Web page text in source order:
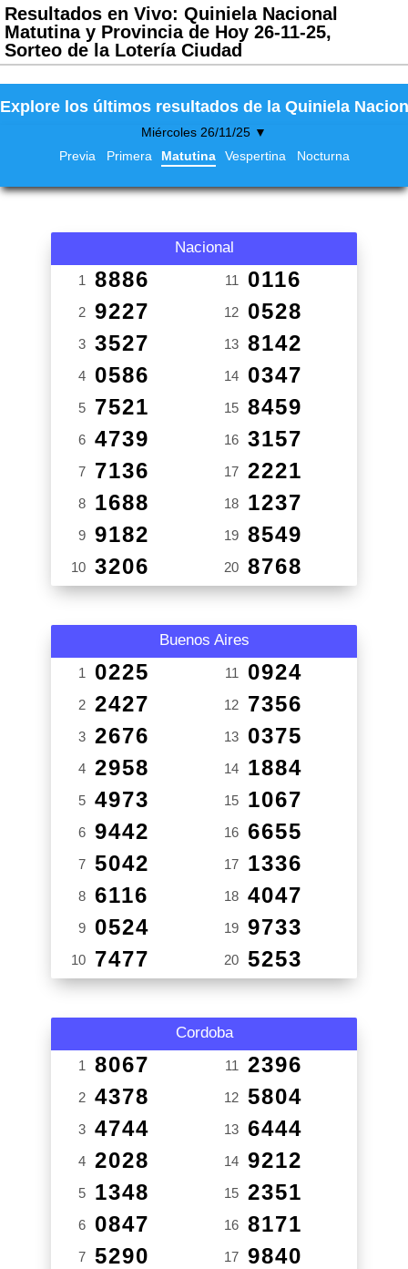
Resultados en Vivo: Quiniela Nacional
Matutina y Provincia de Hoy 26-11-25,
Sorteo de la Lotería Ciudad
Explore los últimos resultados de la Quiniela
Miércoles 26/11/25 ▼
Previa
Primera Matutina Vespertina Nocturna
Nacional
1 8886
2 9227
3 3527
4 0586
5 7521
6 4739
7 7136
8 1688
9 9182
10 3206
11 0116
12 0528
13 8142
14 0347
15 8459
16 3157
17 2221
18 1237
19 8549
20 8768
Buenos Aires
1 0225
2 2427
3 2676
4 2958
5 4973
6 9442
7 5042
8 6116
9 0524
10 7477
11 0924
12 7356
13 0375
14 1884
15 1067
16 6655
17 1336
18 4047
19 9733
20 5253
Cordoba
1 8067
2 4378
3 4744
4 2028
5 1348
6 0847
7 5290
11 2396
12 5804
13 6444
14 9212
15 2351
16 8171
17 9840